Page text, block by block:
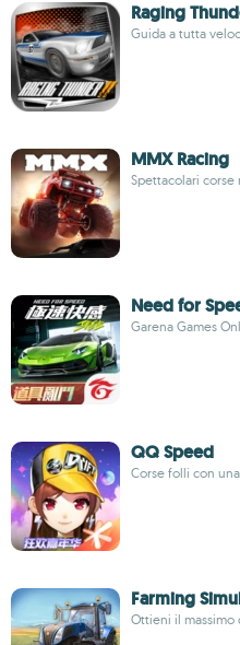
Raging
Guida a tutta
MMX Racing
Spettacolari corse
Need for
Garena Games
QQ Speed
Corse folli con
Farming
Ottieni il massimo